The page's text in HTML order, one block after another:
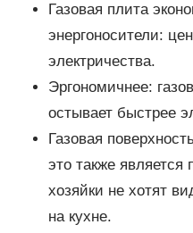
Газовая плита
энергоносители:
электричества.
Эргономичнее:
остывает быстрее
Газовая
это также является
хозяйки не хотят
на кухне.